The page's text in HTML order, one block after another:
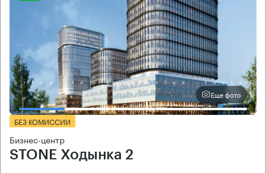
Еще фото
БЕЗ КОМИССИИ
Бизнес-центр
STONE Ходынка 2